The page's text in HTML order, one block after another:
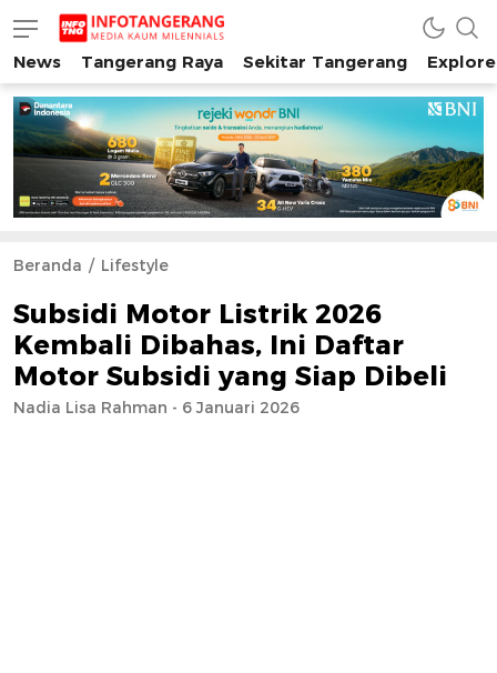
INFO TANGERANG
Media Kaum Millenials Tangerang Raya
News Tangerang Raya Sekitar Tangerang
Beranda Lifestyle
Subsidi Motor Listrik 2026
Kembali Dibahas, Ini Daftar
Motor Subsidi yang Siap Dibeli
Nadia Lisa Rahman - 6 Januari 2026